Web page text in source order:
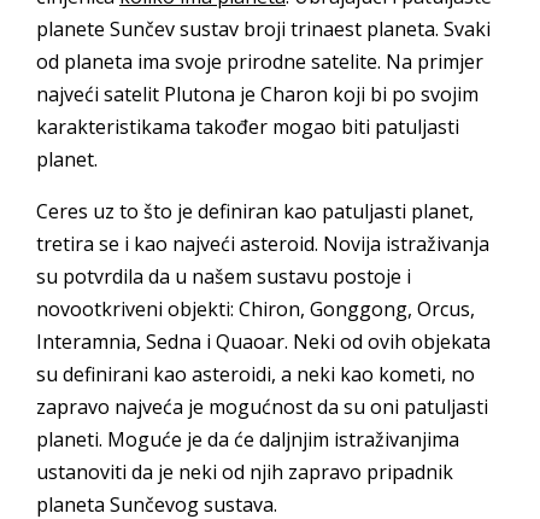
planete Sunčev sustav broji trinaest planeta. Svaki
od planeta ima svoje prirodne satelite. Na primjer
najveći satelit Plutona je Charon koji bi po svojim
karakteristikama također mogao biti patuljasti
planet.
Ceres uz to što je definiran kao patuljasti planet,
tretira se i kao najveći asteroid. Novija istraživanja
su potvrdila da u našem sustavu postoje i
novootkriveni objekti: Chiron, Gonggong, Orcus,
Interamnia, Sedna i Quaoar. Neki od ovih objekata
su definirani kao asteroidi, a neki kao kometi, no
zapravo najveća je mogućnost da su oni patuljasti
planeti. Moguće je da će daljnjim istraživanjima
ustanoviti da je neki od njih zapravo pripadnik
planeta Sunčevog sustava.